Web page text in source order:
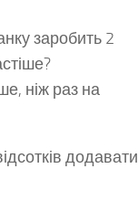
заробить 2
ніж раз на
додавати